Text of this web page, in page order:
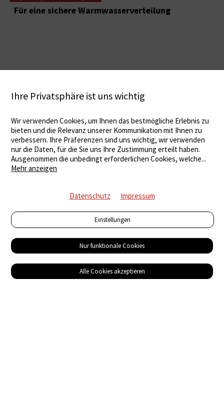
Für eine sichere Warmwasserverteilung
Ihre Privatsphäre ist uns wichtig
Wir verwenden Cookies, um Ihnen das bestmögliche Erlebnis zu
bieten und die Relevanz unserer Kommunikation mit Ihnen zu
verbessern. Ihre Präferenzen sind uns wichtig, wir verwenden
nur die Daten, für die Sie uns Ihre Zustimmung erteilt haben.
Ausgenommen die unbedingt erforderlichen Cookies, welche...
Mehr anzeigen
Datenschutz Impressum
Einstellungen
Nur funktionale Cookies
Alle Cookies akzeptieren